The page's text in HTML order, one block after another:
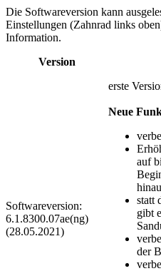
Die Softwareversion kann
Einstellungen (Zahnrad links
Information.
Version
Softwareversion:
6.1.8300.07ae(ng)
(28.05.2021)
erste
Neue
auf
statt
gibt
der